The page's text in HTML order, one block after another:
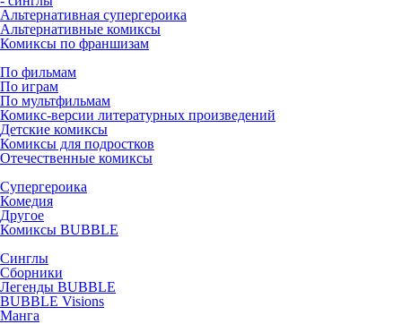
Альтернативная супергероика
Альтернативные комиксы
Комиксы по франшизам
По фильмам
По играм
По мультфильмам
Комикс-версии литературных произведений
Детские комиксы
Комиксы для подростков
Отечественные комиксы
Супергероика
Комедия
Другое
Комиксы BUBBLE
Синглы
Сборники
Легенды BUBBLE
BUBBLE Visions
Манга